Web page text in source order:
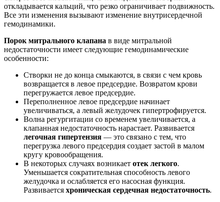
откладывается кальций, что резко ограничивает подвижность.
Все эти изменения вызывают изменение внутрисердечной
гемодинамики.
Порок митрального клапана в виде митральной
недостаточности имеет следующие гемодинамические
особенности:
Створки не до конца смыкаются, в связи с чем кровь
возвращается в левое предсердие. Возвратом крови
перегружается левое предсердие.
Переполненное левое предсердие начинает
увеличиваться, а левый желудочек гипертрофируется.
Волна регургитации со временем увеличивается, а
клапанная недостаточность нарастает. Развивается
легочная гипертензия — это связано с тем, что
перегрузка левого предсердия создает застой в малом
кругу кровообращения.
В некоторых случаях возникает отек легкого.
Уменьшается сократительная способность левого
желудочка и ослабляется его насосная функция.
Развивается хроническая сердечная недостаточность.